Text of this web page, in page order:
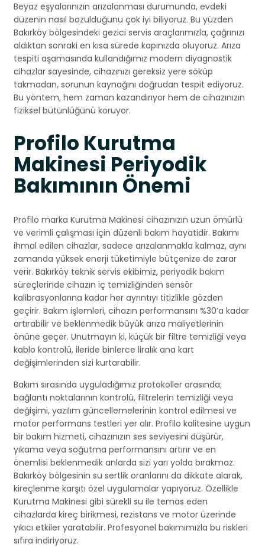
Beyaz eşyalarınızın arızalanması durumunda, evdeki
düzenin nasıl bozulduğunu çok iyi biliyoruz. Bu yüzden
Bakırköy bölgesindeki gezici servis araçlarımızla, çağrınızı
aldıktan sonraki en kısa sürede kapınızda oluyoruz. Arıza
tespiti aşamasında kullandığımız modern diyagnostik
cihazlar sayesinde, cihazınızı gereksiz yere söküp
takmadan, sorunun kaynağını doğrudan tespit ediyoruz.
Bu yöntem, hem zaman kazandırıyor hem de cihazınızın
fiziksel bütünlüğünü koruyor.
Profilo Kurutma
Makinesi Periyodik
Bakımının Önemi
Profilo marka Kurutma Makinesi cihazınızın uzun ömürlü
ve verimli çalışması için düzenli bakım hayatidir. Bakımı
ihmal edilen cihazlar, sadece arızalanmakla kalmaz, aynı
zamanda yüksek enerji tüketimiyle bütçenize de zarar
verir. Bakırköy teknik servis ekibimiz, periyodik bakım
süreçlerinde cihazın iç temizliğinden sensör
kalibrasyonlarına kadar her ayrıntıyı titizlikle gözden
geçirir. Bakım işlemleri, cihazın performansını %30’a kadar
artırabilir ve beklenmedik büyük arıza maliyetlerinin
önüne geçer. Unutmayın ki, küçük bir filtre temizliği veya
kablo kontrolü, ileride binlerce liralık ana kart
değişimlerinden sizi kurtarabilir.
Bakım sırasında uyguladığımız protokoller arasında;
bağlantı noktalarının kontrolü, filtrelerin temizliği veya
değişimi, yazılım güncellemelerinin kontrol edilmesi ve
motor performans testleri yer alır. Profilo kalitesine uygun
bir bakım hizmeti, cihazınızın ses seviyesini düşürür,
yıkama veya soğutma performansını artırır ve en
önemlisi beklenmedik anlarda sizi yarı yolda bırakmaz.
Bakırköy bölgesinin su sertlik oranlarını da dikkate alarak,
kireçlenme karşıtı özel uygulamalar yapıyoruz. Özellikle
Kurutma Makinesi gibi sürekli su ile temas eden
cihazlarda kireç birikmesi, rezistans ve motor üzerinde
yıkıcı etkiler yaratabilir. Profesyonel bakımımızla bu riskleri
sıfıra indiriyoruz.